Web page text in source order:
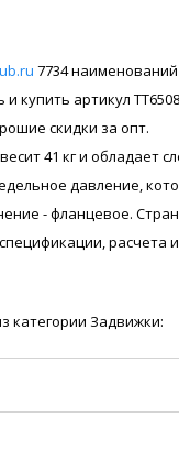
7734
артикул
скидки за опт.
41 кг и обладает
давление,
- фланцевое.
спецификации, расчета
категории Задвижки: